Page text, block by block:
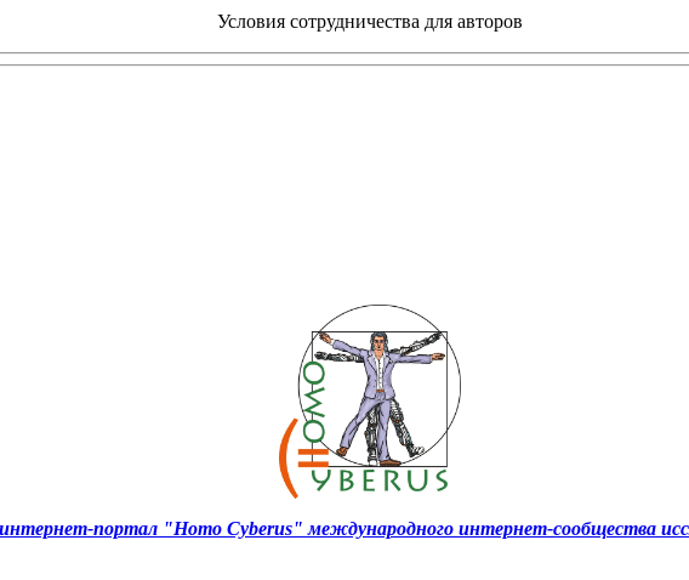
Условия сотрудничества для авторов
портал "Homo Cyberus" международного интернет-сообщества